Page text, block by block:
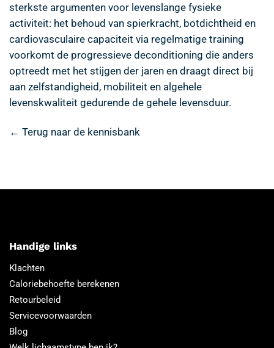
sterkste argumenten voor levenslange fysieke
activiteit: het behoud van spierkracht, botdichtheid en
cardiovasculaire capaciteit via regelmatige training
voorkomt de progressieve deconditioning die anders
optreedt met het stijgen der jaren en draagt direct bij
aan zelfstandigheid, mobiliteit en algehele
levenskwaliteit gedurende de gehele levensduur.
← Terug naar de kennisbank
Handige links
Klachten
Caloriebehoefte berekenen
Retourbeleid
Servicevoorwaarden
Blog